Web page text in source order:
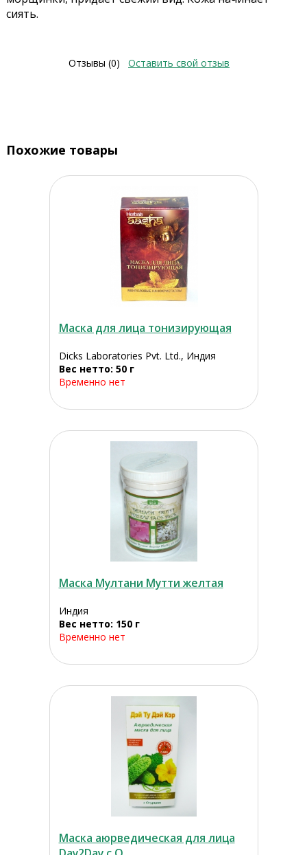
сиять.
Отзывы (0) Оставить свой отзыв
Похожие товары
Маска для лица тонизирующая
Dicks Laboratories Pvt. Ltd., Индия
Вес нетто: 50 г
Временно нет
Маска Мултани Мутти желтая
Индия
Вес нетто: 150 г
Временно нет
Маска аюрведическая для лица